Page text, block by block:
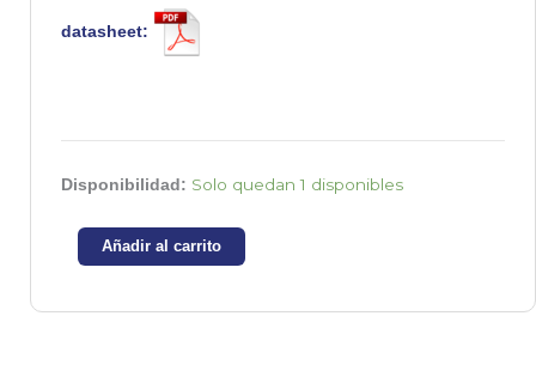
datasheet:
Disponibilidad: Solo quedan 1 disponibles
GBU8J
de
diodos
8A
Añadir al carrito